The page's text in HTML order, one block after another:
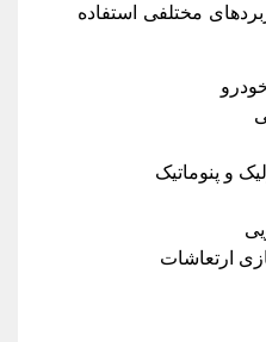
مختلفی استفاده
و پنوماتیک
ارتعاشات